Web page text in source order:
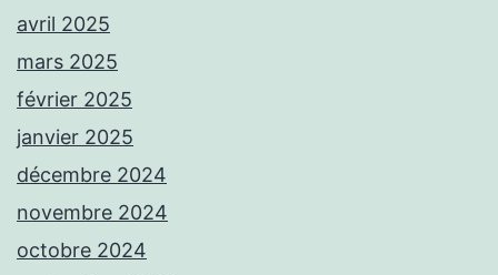
avril 2025
mars 2025
février 2025
janvier 2025
décembre 2024
novembre 2024
octobre 2024